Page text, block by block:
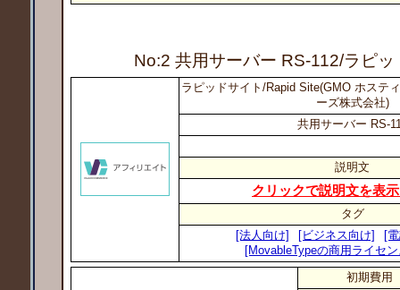
No:2 共用サーバー RS-112/ラピッ
ラピッドサイト/Rapid Site(GMO ホステ
ーズ株式会社)
共用サーバー RS-
説明文
クリックで説明文を表
タグ
[法人向け]
[ビジネス向け]
[
[MovableTypeの商用ライセ
初期費用